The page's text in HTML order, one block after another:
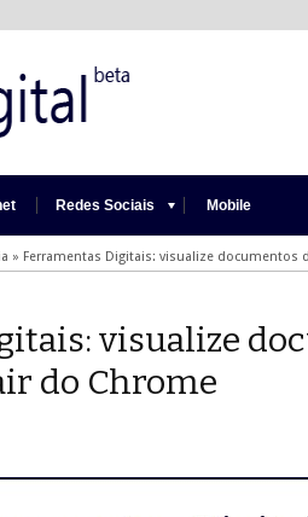
Redes Sociais Mobile
» Ferramentas Digitais: visualize documentos
visualize
do Chrome